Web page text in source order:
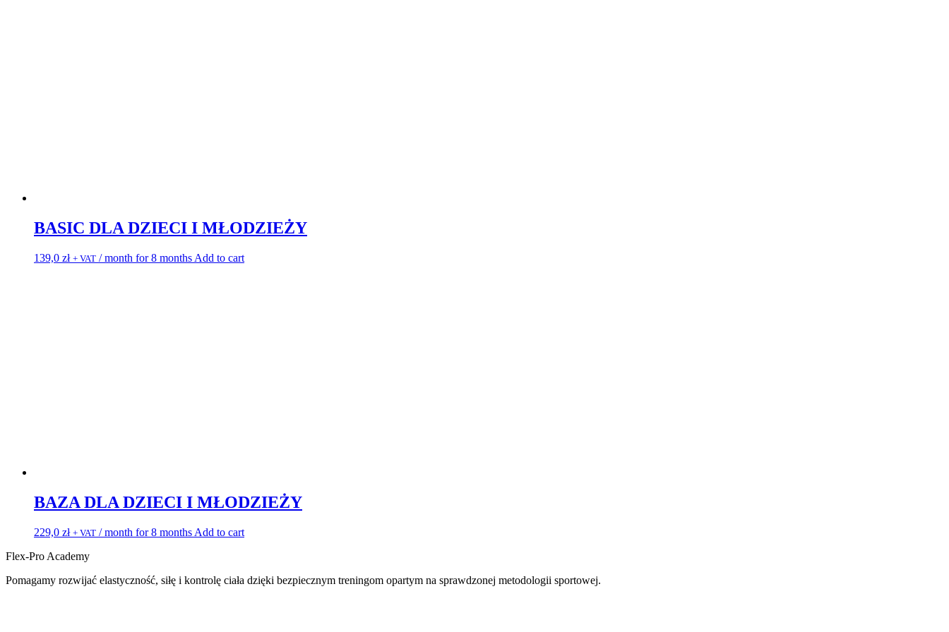
BASIC DLA DZIECI I MŁODZIEŻY
139,0 zł + VAT / month for 8 months Add to cart
BAZA DLA DZIECI I MŁODZIEŻY
229,0 zł + VAT / month for 8 months Add to cart
Flex-Pro Academy
Pomagamy rozwijać elastyczność, siłę i kontrolę ciała dzięki bezpiecznym treningom opartym na sprawdzonej metodologii sportowej.